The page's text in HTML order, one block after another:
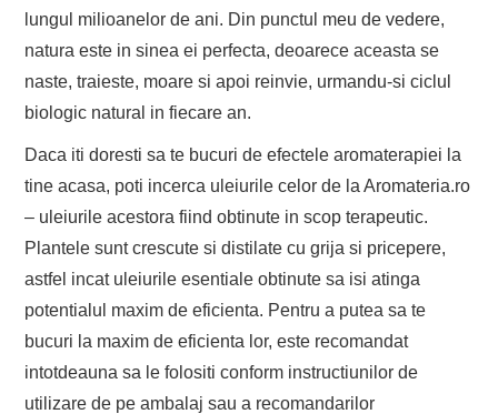
lungul milioanelor de ani. Din punctul meu de vedere,
natura este in sinea ei perfecta, deoarece aceasta se
naste, traieste, moare si apoi reinvie, urmandu-si ciclul
biologic natural in fiecare an.
Daca iti doresti sa te bucuri de efectele aromaterapiei la
tine acasa, poti incerca uleiurile celor de la Aromateria.ro
– uleiurile acestora fiind obtinute in scop terapeutic.
Plantele sunt crescute si distilate cu grija si pricepere,
astfel incat uleiurile esentiale obtinute sa isi atinga
potentialul maxim de eficienta. Pentru a putea sa te
bucuri la maxim de eficienta lor, este recomandat
intotdeauna sa le folositi conform instructiunilor de
utilizare de pe ambalaj sau a recomandarilor